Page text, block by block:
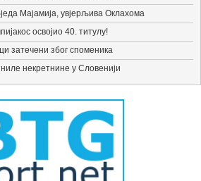
Мајамија, увјерљива Оклахома
освојио 40. титулу!
затечени због споменика
некретнине у Словенији